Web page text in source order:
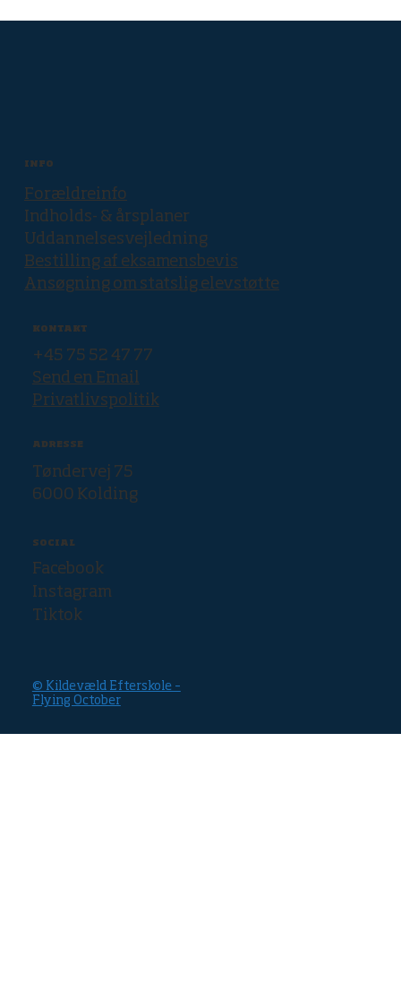
Forældreinfo
Indholds- & årsplaner
Uddannelsesvejledning
Bestilling af eksamensbevis
Ansøgning om statslig elevstøtte
INFO
KONTAKT
+45 75 52 47 77
Send en Email
Privatlivspolitik
ADRESSE
Tøndervej 75
6000 Kolding
SOCIAL
Facebook
Instagram
Tiktok
© Kildevæld Efterskole –
Flying October